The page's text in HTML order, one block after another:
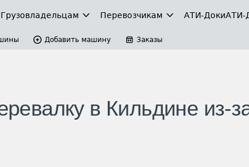
Грузовладельцам Перевозчикам АТИ-ДокиАТИ-
Добавить машину Заказы
в Кильдине из-